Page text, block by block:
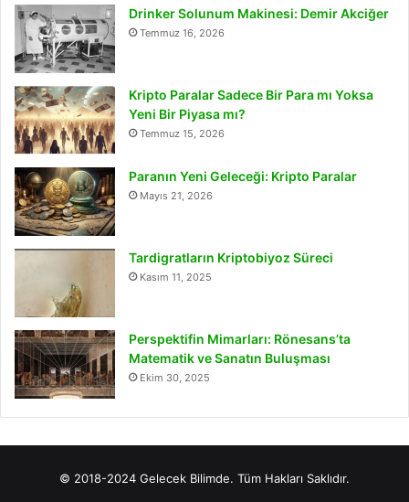
Drinker Solunum Makinesi: Demir Akciğer
Temmuz 16, 2026
Kripto Paralar Sadece Bir Para mı Yoksa
Yeni Bir Piyasa mı?
Temmuz 15, 2026
Paranın Yeni Geleceği: Kripto Paralar
Mayıs 21, 2026
Tardigratların Kriptobiyoz Süreci
Kasım 11, 2025
Perspektifin Mimarları: Rönesans’ta
Matematik ve Sanatın Buluşması
Ekim 30, 2025
© 2018-2024 Gelecek Bilimde. Tüm Hakları Saklıdır.